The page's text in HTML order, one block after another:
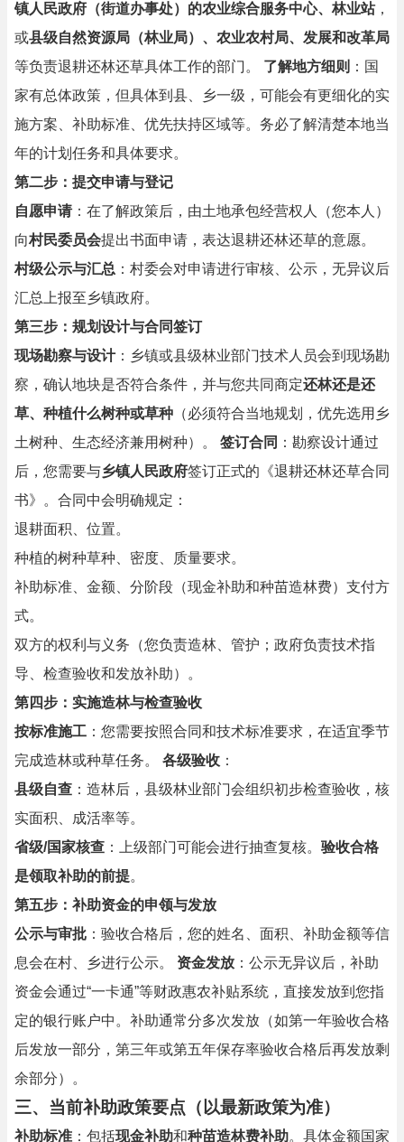
镇人民政府（街道办事处）的农业综合服务中心、林业站，
或县级自然资源局（林业局）、农业农村局、发展和改革局
等负责退耕还林还草具体工作的部门。 了解地方细则 ：国
家有总体政策，但具体到县、乡一级，可能会有更细化的实
施方案、补助标准、优先扶持区域等。务必了解清楚本地当
年的计划任务和具体要求。
第二步：提交申请与登记
自愿申请：在了解政策后，由土地承包经营权人（您本人）
向村民委员会提出书面申请，表达退耕还林还草的意愿。
村级公示与汇总 ：村委会对申请进行审核、公示，无异议后
汇总上报至乡镇政府。
第三步：规划设计与合同签订
现场勘察与设计：乡镇或县级林业部门技术人员会到现场勘
察，确认地块是否符合条件，并与您共同商定还林还是还
草、种植什么树种或草种 （必须符合当地规划，优先选用乡
土树种、生态经济兼用树种）。 签订合同 ：勘察设计通过
后，您需要与乡镇人民政府签订正式的《退耕还林还草合同
书》。合同中会明确规定：
退耕面积、位置。
种植的树种草种、密度、质量要求。
补助标准、金额、分阶段（现金补助和种苗造林费）支付方
式。
双方的权利与义务（您负责造林、管护；政府负责技术指
导、检查验收和发放补助）。
第四步：实施造林与检查验收
按标准施工 ：您需要按照合同和技术标准要求，在适宜季节
完成造林或种草任务。 各级验收 ：
县级自查 ：造林后，县级林业部门会组织初步检查验收，核
实面积、成活率等。
省级/国家核查 ：上级部门可能会进行抽查复核。 验收合格
是领取补助的前提。
第五步：补助资金的申领与发放
公示与审批 ：验收合格后，您的姓名、面积、补助金额等信
息会在村、乡进行公示。 资金发放 ：公示无异议后，补助
资金会通过“一卡通”等财政惠农补贴系统，直接发放到您指
定的银行账户中。补助通常分多次发放（如第一年验收合格
后发放一部分，第三年或第五年保存率验收合格后再发放剩
余部分）。
三、当前补助政策要点（以最新政策为准）
补助标准 ：包括现金补助和种苗造林费补助。具体金额国家